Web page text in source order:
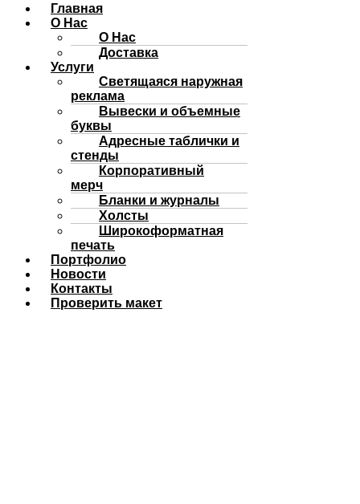
Главная
О Нас
О Нас
Доставка
Услуги
Cветящаяся наружная
реклама
Вывески и объемные
буквы
Адресные таблички и
стенды
Корпоративный
мерч
Бланки и журналы
Холсты
Широкоформатная
печать
Портфолио
Новости
Контакты
Проверить макет